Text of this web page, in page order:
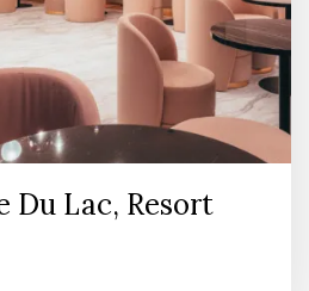
Du Lac, Resort